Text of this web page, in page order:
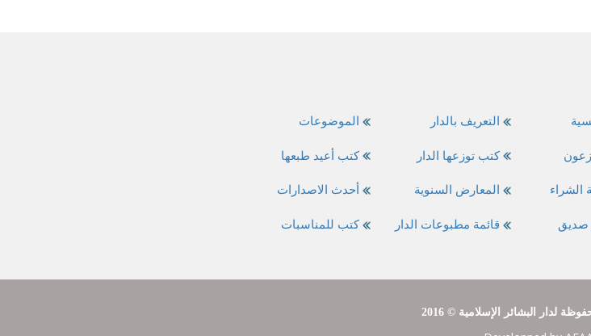
الموضوعات
كتب أعيد طبعها
أحدث الاصدارات
كتب للمناسبات
التعريف بالدار
كتب توزعها الدار
المعارض السنوية
قائمة مطبوعات الدار
الشراء
صديق
محفوظة لدار البشائر الإسلامية